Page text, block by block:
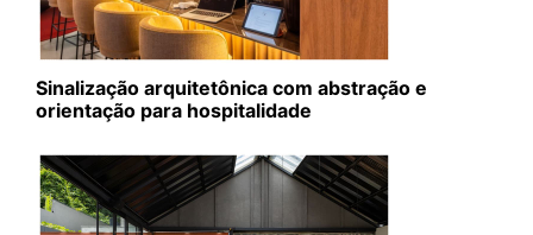
Sinalização arquitetônica com abstração e
orientação para hospitalidade